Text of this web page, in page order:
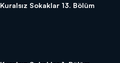
Kuralsız Sokaklar 13. Bölüm